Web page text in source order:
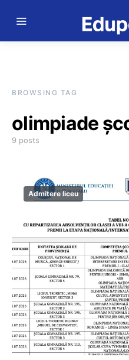
BROWSING TAG
olimpiade
9 posts
Admitere liceu